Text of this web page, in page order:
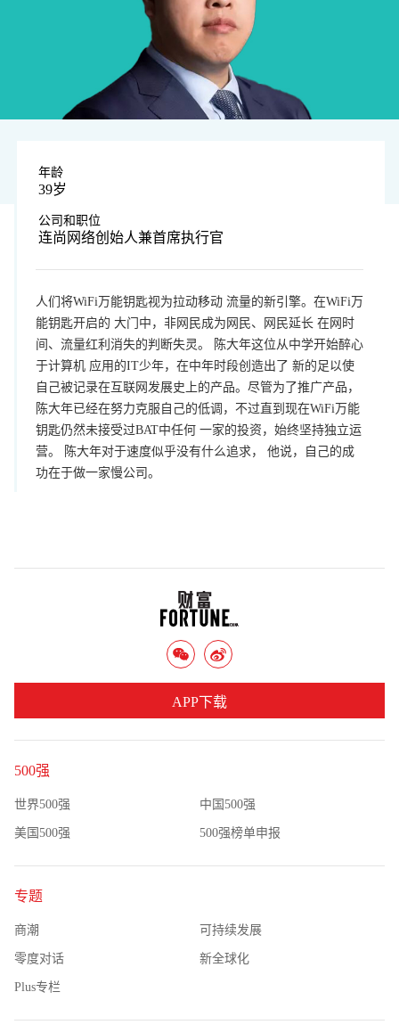
年龄
39岁
公司和职位
连尚网络创始人兼首席执行官
人们将WiFi万能钥匙视为拉动移动 流量的新引擎。在WiFi万
能钥匙开启的 大门中，非网民成为网民、网民延长 在网时
间、流量红利消失的判断失灵。 陈大年这位从中学开始醉心
于计算机 应用的IT少年，在中年时段创造出了 新的足以使
自己被记录在互联网发展史上的产品。尽管为了推广产品，
陈大年已经在努力克服自己的低调，不过直到现在WiFi万能
钥匙仍然未接受过BAT中任何 一家的投资，始终坚持独立运
营。 陈大年对于速度似乎没有什么追求， 他说，自己的成
功在于做一家慢公司。
500强
世界500强 中国500强
美国500强 500强榜单申报
专题
商潮 可持续发展
零度对话 新全球化
Plus专栏
APP下载